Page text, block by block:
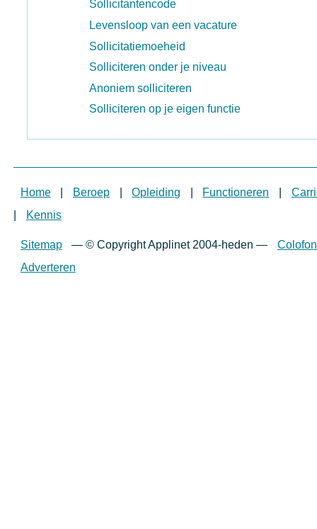
Sollicitantencode
Levensloop van een vacature
Sollicitatiemoeheid
Solliciteren onder je niveau
Anoniem solliciteren
Solliciteren op je eigen functie
Home Beroep Opleiding Functioneren
Kennis
Sitemap —© Copyright Applinet 2004-heden—
Colofon
Adverteren